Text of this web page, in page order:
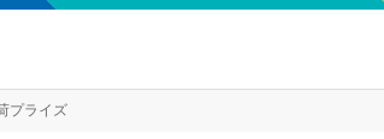
プライズ